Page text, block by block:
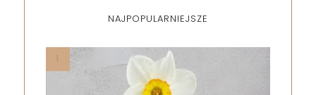
NAJPOPULARNIEJSZE